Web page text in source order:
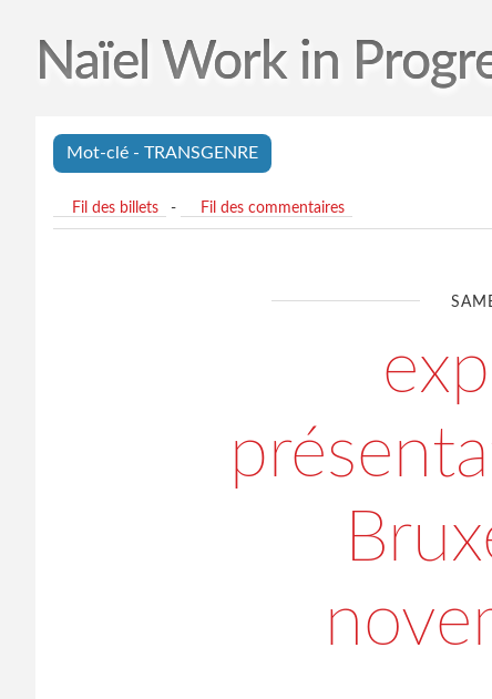
Naïel Work in
Mot-clé - TRANSGENRE
Fil des billets - Fil des commentaires